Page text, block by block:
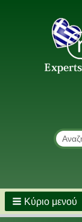
Αναζήτηση
Κύριο μενού